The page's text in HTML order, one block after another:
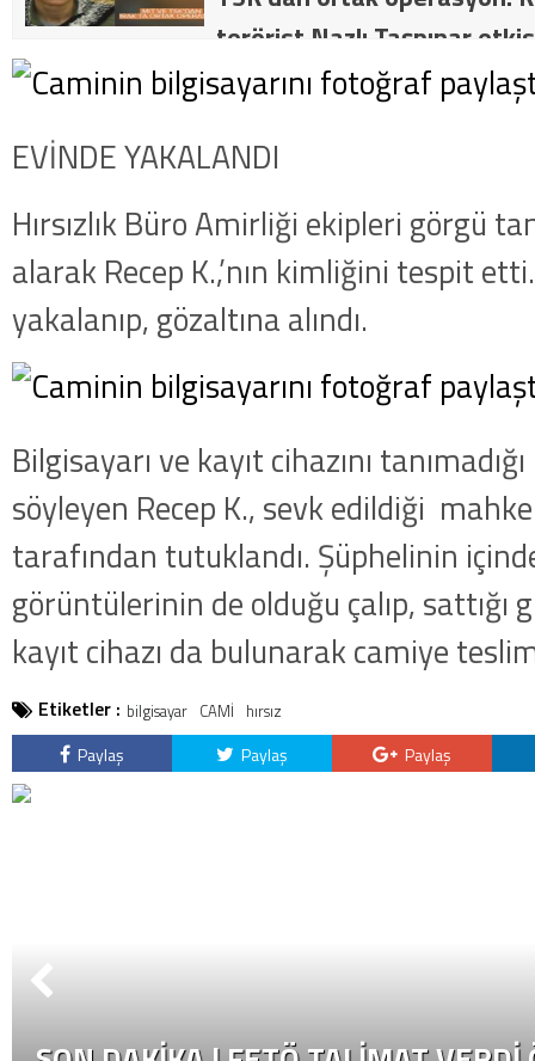
terörist Nazlı Taşpınar
dakika: MİT ve TSK’dan
getirildi .
EVİNDE YAKALANDI
Hırsızlık Büro Amirliği ekipleri görgü
alarak Recep K.,’nın kimliğini tespit
yakalanıp, gözaltına alındı.
Bilgisayarı ve kayıt cihazını
söyleyen Recep K., sevk edildiği
tarafından tutuklandı. Şüphelinin
görüntülerinin de olduğu çalıp, sattığı
kayıt cihazı da bulunarak camiye
Etiketler : bilgisayar CAMİ hırsız
Paylaş Paylaş Paylaş